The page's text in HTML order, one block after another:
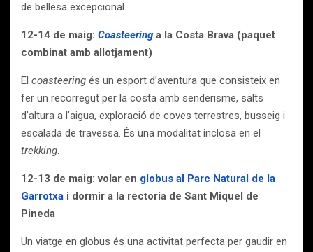
de bellesa excepcional.
12-14 de maig: Coasteering a la Costa Brava (paquet
combinat amb allotjament)
El coasteering és un esport d’aventura que consisteix en
fer un recorregut per la costa amb senderisme, salts
d’altura a l’aigua, exploració de coves terrestres, busseig i
escalada de travessa. És una modalitat inclosa en el
trekking.
12-13 de maig: volar en globus al Parc Natural de la
Garrotxa i dormir a la rectoria de Sant Miquel de
Pineda
Un viatge en globus és una activitat perfecta per gaudir en